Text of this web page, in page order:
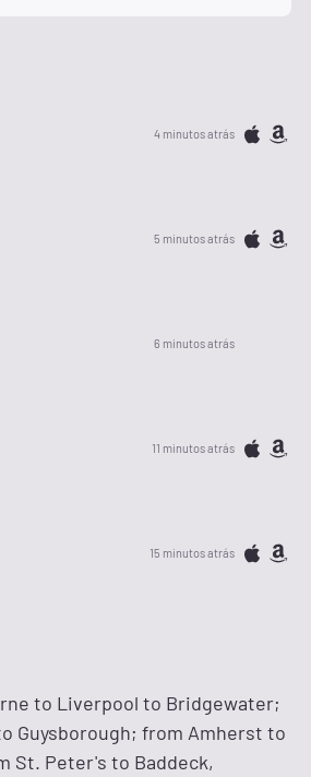
4 minutos atrás
5 minutos atrás
6 minutos atrás
11 minutos atrás
15 minutos atrás
to Liverpool to Bridgewater;
Guysborough; from Amherst to
St. Peter's to Baddeck,